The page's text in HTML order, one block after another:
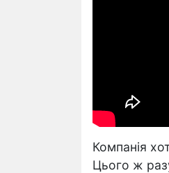
Компанія
Цього ж